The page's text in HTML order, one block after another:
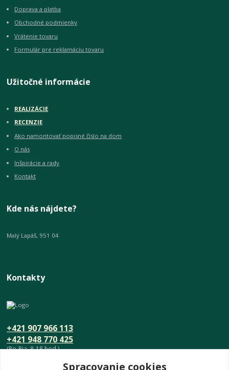
Doprava a platba
Obchodné podmienky
Vrátenie tovaru
Formulár pre reklamáciu tovaru
Užitočné informácie
REALIZÁCIE
RECENZIE
Ako namontovať popisné číslo na dom
O nás
Inšpirácie a rady
Kontakt
Kde nás nájdete?
Malý Lapáš, 951 04
Kontakty
+421 948 770 425
+421 907 966 113
(Po-Pia, 8-18 hod.)
info@umeniedomova.skSpracovanie cookies